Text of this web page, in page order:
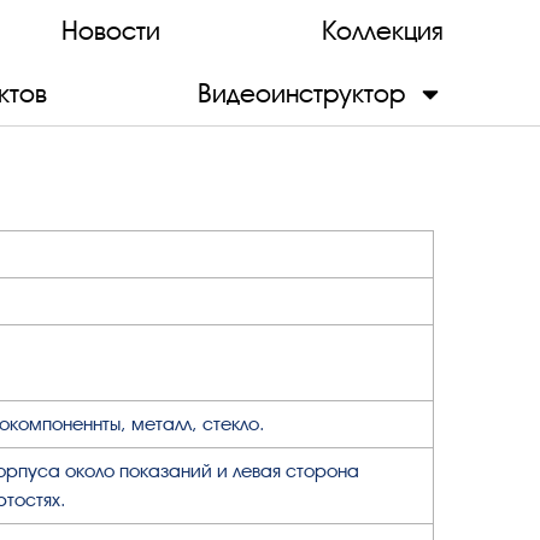
Новости Коллекция
Видеоинструктор
металл, стекло.
около показаний и левая сторона